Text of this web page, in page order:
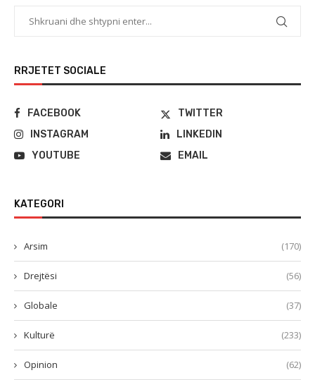
RRJETET SOCIALE
FACEBOOK
TWITTER
INSTAGRAM
LINKEDIN
YOUTUBE
EMAIL
KATEGORI
Arsim (170)
Drejtësi (56)
Globale (37)
Kulturë (233)
Opinion (62)